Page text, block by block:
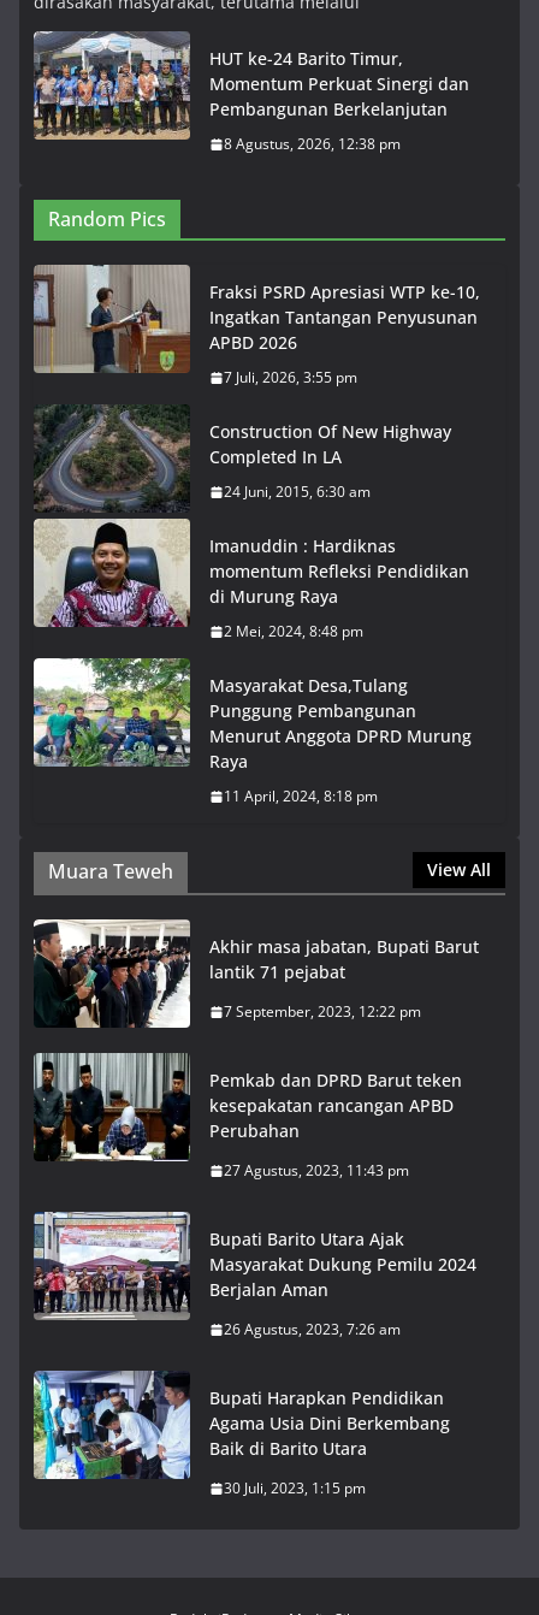
HUT ke-24 Barito Timur,
Momentum Perkuat Sinergi dan
Pembangunan Berkelanjutan
8 Agustus, 2026, 12:38 pm
Random Pics
Fraksi PSRD Apresiasi WTP ke-10,
Ingatkan Tantangan Penyusunan
APBD 2026
7 Juli, 2026, 3:55 pm
Construction Of New Highway
Completed In LA
24 Juni, 2015, 6:30 am
Imanuddin : Hardiknas
momentum Refleksi Pendidikan
di Murung Raya
2 Mei, 2024, 8:48 pm
Masyarakat Desa,Tulang
Punggung Pembangunan
Menurut Anggota DPRD Murung
Raya
11 April, 2024, 8:18 pm
Muara Teweh View All
Akhir masa jabatan, Bupati Barut
lantik 71 pejabat
7 September, 2023, 12:22 pm
Pemkab dan DPRD Barut teken
kesepakatan rancangan APBD
Perubahan
27 Agustus, 2023, 11:43 pm
Bupati Barito Utara Ajak
Masyarakat Dukung Pemilu 2024
Berjalan Aman
26 Agustus, 2023, 7:26 am
Bupati Harapkan Pendidikan
Agama Usia Dini Berkembang
Baik di Barito Utara
30 Juli, 2023, 1:15 pm